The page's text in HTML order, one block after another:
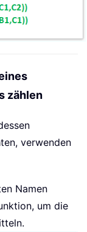
zählen
verwenden
Namen
um die